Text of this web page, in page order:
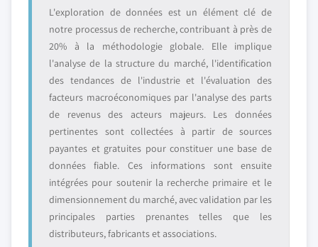
L'exploration de données est un élément clé de
notre processus de recherche, contribuant à près de
20% à la méthodologie globale. Elle implique
l'analyse de la structure du marché, l'identification
des tendances de l'industrie et l'évaluation des
facteurs macroéconomiques par l'analyse des parts
de revenus des acteurs majeurs. Les données
pertinentes sont collectées à partir de sources
payantes et gratuites pour constituer une base de
données fiable. Ces informations sont ensuite
intégrées pour soutenir la recherche primaire et le
dimensionnement du marché, avec validation par les
principales parties prenantes telles que les
distributeurs, fabricants et associations.